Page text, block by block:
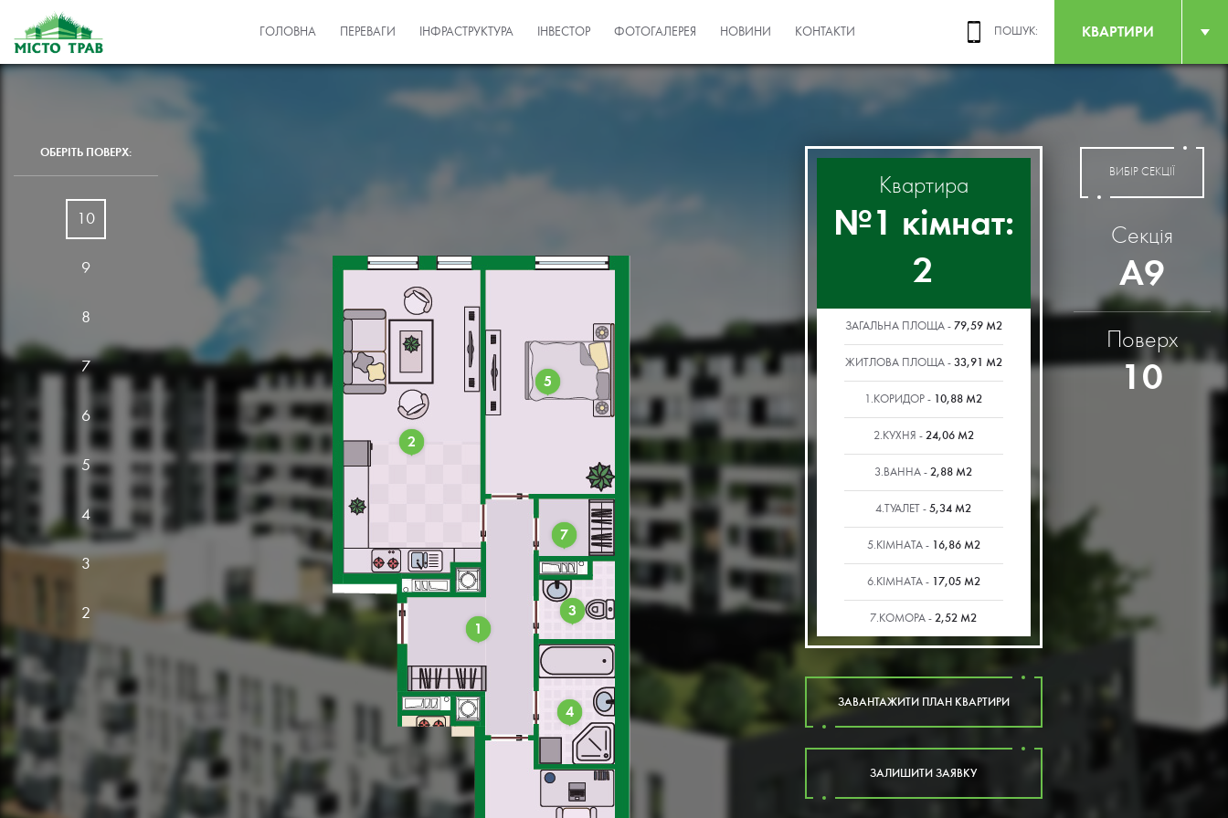
ГОЛОВНА ПЕРЕВАГИ ІНФРАСТРУКТУРА ІНВЕСТОР ФОТОГАЛЕРЕЯ НОВИНИ КОНТАКТИ ПОШУК: КВАРТИРИ
ВИБІР СЕКЦІЇ
Секція
А9
Поверх
10
ОБЕРІТЬ ПОВЕРХ:
10
9
8
7
6
5
4
3
2
1
2
3
4
5
7
Квартира
№1 кімнат:
2
ЗАГАЛЬНА ПЛОЩА - 79,59 М2
ЖИТЛОВА ПЛОЩА - 33,91 М2
1.КОРИДОР - 10,88 М2
2.КУХНЯ - 24,06 М2
3.ВАННА -2,88 М2
4.ТУАЛЕТ -5,34 М2
5.КІМНАТА - 16,86 М2
6.КІМНАТА - 17,05 М2
7.КОМОРА -2,52 М2
ЗАВАНТАЖИТИ ПЛАН КВАРТИРИ
ЗАЛИШИТИ ЗАЯВКУ